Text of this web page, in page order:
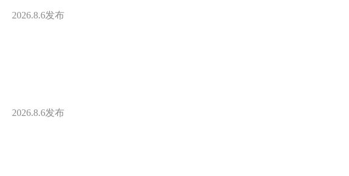
2026.8.6发布
2026.8.6发布